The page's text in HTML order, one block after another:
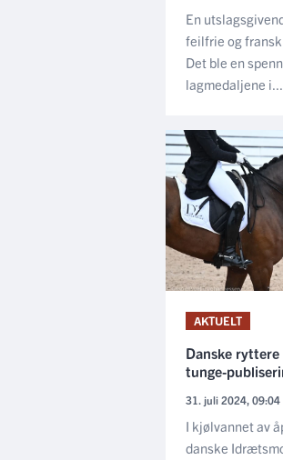
En
feilfrie og
Det ble en
lagmedaljene i...
AKTUELT
Danske
tunge-
31. juli 2024, 09:04
I kjølvannet av
danske